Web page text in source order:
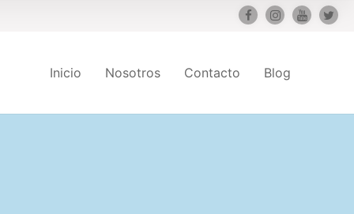
Inicio Nosotros Contacto Blog